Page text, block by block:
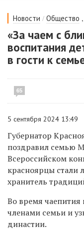
Новости / Общество ,
«За чаем с
воспитания
в гости к
65
5 сентября 2024 13:49
Губернатор
поздравил семью
Всероссийском
красноярцы стали
хранитель
Во время чаепития
членами семьи и
династии.